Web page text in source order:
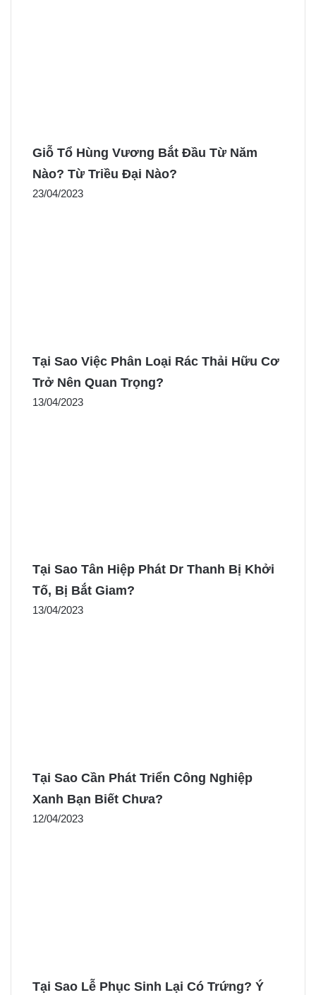
Giỗ Tổ Hùng Vương Bắt Đầu Từ Năm
Nào? Từ Triều Đại Nào?
23/04/2023
Tại Sao Việc Phân Loại Rác Thải Hữu Cơ
Trở Nên Quan Trọng?
13/04/2023
Tại Sao Tân Hiệp Phát Dr Thanh Bị Khởi
Tố, Bị Bắt Giam?
13/04/2023
Tại Sao Cần Phát Triển Công Nghiệp
Xanh Bạn Biết Chưa?
12/04/2023
Tại Sao Lễ Phục Sinh Lại Có Trứng? Ý